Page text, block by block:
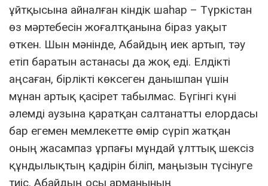
ұйтқысына айналған кіндік шаһар – Түркістан
өз мәртебесін жоғалтқанына біраз уақыт
өткен. Шын мәнінде, Абайдың иек артып, тәу
етіп баратын астанасы да жоқ еді. Елдікті
аңсаған, бірлікті көксеген данышпан үшін
мұнан артық қасірет табылмас. Бүгінгі күні
әлемді аузына қаратқан салтанатты елордасы
бар егемен мемлекетте өмір сүріп жатқан
оның жасампаз ұрпағы мұндай ұлттық шексіз
құндылықтың қадірін біліп, маңызын түсінуге
тиіс. Абайдың осы арманының